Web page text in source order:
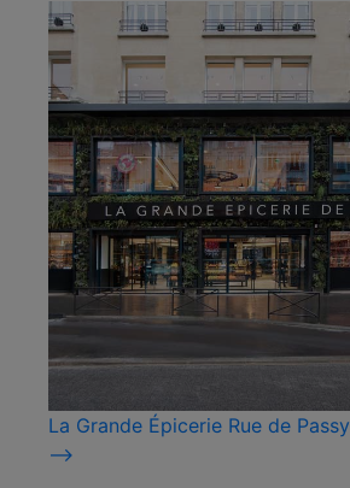
La Grande Épicerie Rue de Passy
⟶